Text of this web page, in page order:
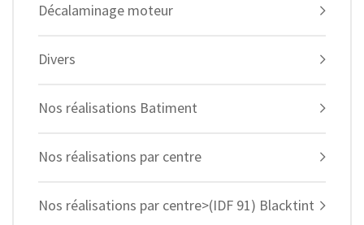
Décalaminage moteur
Divers
Nos réalisations Batiment
Nos réalisations par centre
Nos réalisations par centre>(IDF 91) Blacktint